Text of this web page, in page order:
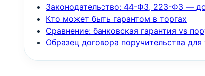
Законодательство: 44-ФЗ, 223-ФЗ —
Кто может быть гарантом в торгах
Сравнение: банковская гарантия vs
Образец договора поручительства для